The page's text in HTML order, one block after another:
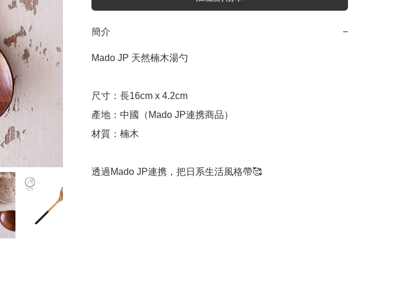
簡介 −
Mado JP 天然楠木湯勺
尺寸：長16cm x 4.2cm
產地：中國（Mado JP連携商品）
材質：楠木
透過Mado JP連携，把日系生活風格帶🥰